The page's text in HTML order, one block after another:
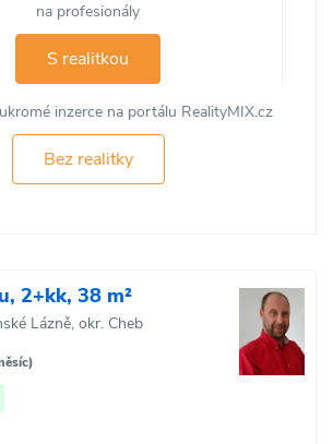
na profesionály
S realitkou
inzerce na portálu RealityMIX.cz
Bez realitky
2+kk, 38 m²
Lázně, okr. Cheb